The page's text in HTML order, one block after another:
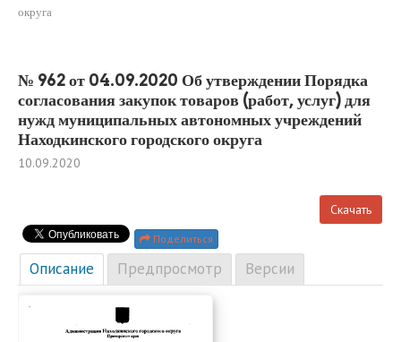
округа
№ 962 от 04.09.2020 Об утверждении Порядка
согласования закупок товаров (работ, услуг) для
нужд муниципальных автономных учреждений
Находкинского городского округа
10.09.2020
Скачать
Поделиться
Описание Предпросмотр Версии